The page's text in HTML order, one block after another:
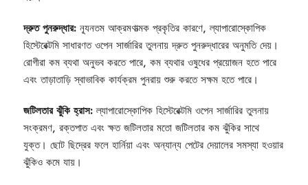
দ্রুত পুনরুদ্ধার: ন্যূনতম আক্রমণাত্মক প্রকৃতির কারণে, ল্যাপারোস্কোপিক
হিস্টেরেক্টমি সাধারণত ওপেন সার্জারির তুলনায় দ্রুত পুনরুদ্ধারের অনুমতি দেয়।
রোগীরা কম ব্যথা অনুভব করতে পারে, কম ব্যথার ওষুধের প্রয়োজন হতে পারে
এবং তাড়াতাড়ি স্বাভাবিক কার্যক্রম পুনরায় শুরু করতে সক্ষম হতে পারে।
জটিলতার ঝুঁকি হ্রাস:ল্যাপারোস্কোপিক হিস্টেরেক্টমি ওপেন সার্জারির তুলনায়
সংক্রমণ, রক্তপাত এবং ক্ষত জটিলতার মতো জটিলতার কম ঝুঁকির সাথে
যুক্ত। ছোট ছিদ্রের ফলে হার্নিয়া এবং অন্যান্য পেটের দেয়ালের সমস্যা হওয়ার
ঝুঁকিও কমে যায়।